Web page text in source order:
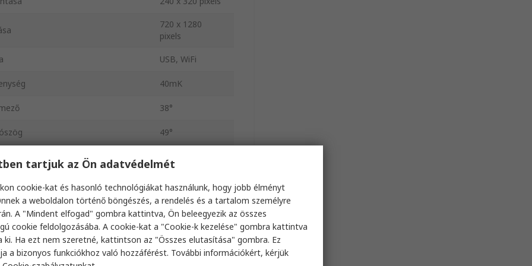
720 x 1280
pixels
USB, WiFi
40mK
38°
49°
30Hz
500mm
Flir i35
tartjuk az Ön adatvédelmét
cookie-kat és hasonló technológiákat használunk, hogy jobb élményt
a weboldalon történő böngészés, a rendelés és a tartalom személyre
A "Mindent elfogad" gombra kattintva, Ön beleegyezik az összes
cookie feldolgozásába. A cookie-kat a "Cookie-k kezelése" gombra kattintva
ki. Ha ezt nem szeretné, kattintson az "Összes elutasítása" gombra. Ez
a bizonyos funkciókhoz való hozzáférést. További információkért, kérjük